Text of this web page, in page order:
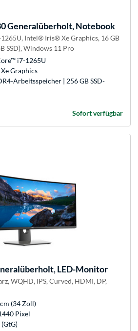
Generalüberholt, Notebook
Intel® Iris® Xe Graphics, 16 GB
SSD), Windows 11 Pro
i7-1265U
Graphics
Arbeitsspeicher | 256 GB SSD-
Sofort verfügbar
LED-Monitor
WQHD, IPS, Curved, HDMI, DP,
(34 Zoll)
Pixel